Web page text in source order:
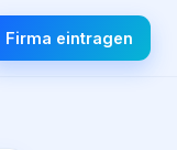
Firma eintragen